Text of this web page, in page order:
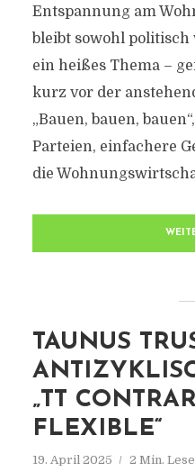
Entspannung am
bleibt sowohl
ein heißes Thema –
kurz vor der
„Bauen, bauen,
Parteien, einfachere
die
TAUNUS
„TT
FLEXIBLE“
19. April 2025 2 Min.